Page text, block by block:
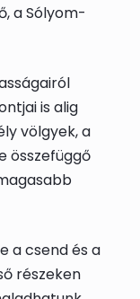
a Sólyom-
is alig
völgyek, a
összefüggő
a csend és a
részeken